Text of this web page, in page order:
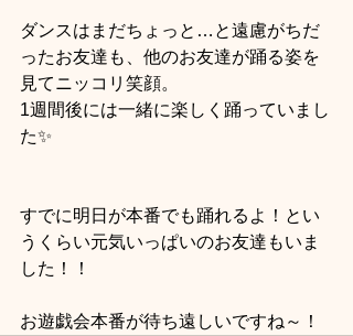
ダンスはまだちょっと…と遠慮がちだ
ったお友達も、他のお友達が踊る姿を
見てニッコリ笑顔。
1週間後には一緒に楽しく踊っていまし
た✨
すでに明日が本番でも踊れるよ！とい
うくらい元気いっぱいのお友達もいま
した！！
お遊戯会本番が待ち遠しいですね～！